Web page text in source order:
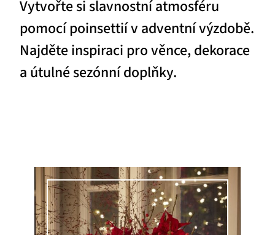
Vytvořte si slavnostní atmosféru
pomocí poinsettií v adventní výzdobě.
Najděte inspiraci pro věnce, dekorace
a útulné sezónní doplňky.